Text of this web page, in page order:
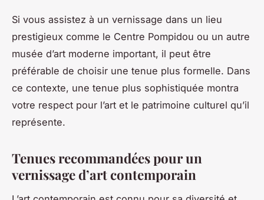
Si vous assistez à un vernissage dans un lieu
prestigieux comme le Centre Pompidou ou un autre
musée d’art moderne important, il peut être
préférable de choisir une tenue plus formelle. Dans
ce contexte, une tenue plus sophistiquée montra
votre respect pour l’art et le patrimoine culturel qu’il
représente.
Tenues recommandées pour un
vernissage d’art contemporain